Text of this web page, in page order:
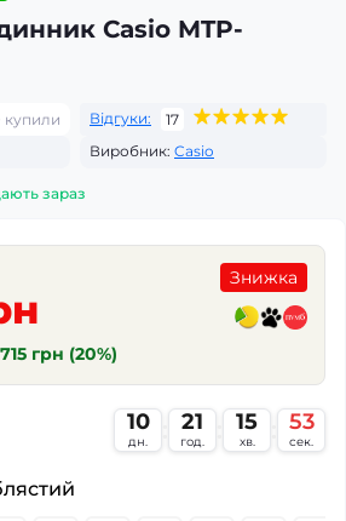
Casio MTP-
купили Відгуки:
17
Виробник: Casio
зараз
715 грн (20%)
Знижка
10
дн.
21
год.
15
хв.
52
сек.